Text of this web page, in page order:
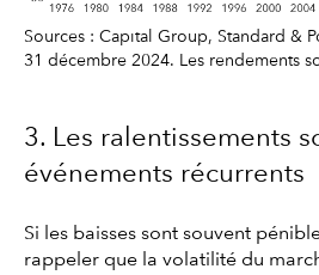
Sources : Capital Group, Standard &
31 décembre 2024. Les rendements
3. Les ralentissements
événements récurrents
Si les baisses sont souvent
rappeler que la volatilité du